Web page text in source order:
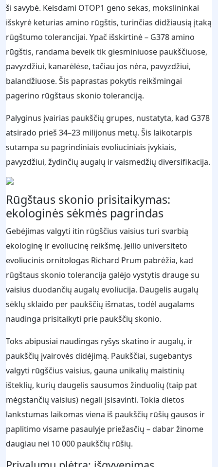
ši savybė. Keisdami OTOP1 geno sekas, mokslininkai
išskyrė keturias amino rūgštis, turinčias didžiausią įtaką
rūgštumo tolerancijai. Ypač išskirtinė – G378 amino
rūgštis, randama beveik tik giesminiuose paukščiuose,
pavyzdžiui, kanarėlėse, tačiau jos nėra, pavyzdžiui,
balandžiuose. Šis paprastas pokytis reikšmingai
pagerino rūgštaus skonio toleranciją.
Palyginus įvairias paukščių grupes, nustatyta, kad G378
atsirado prieš 34–23 milijonus metų. Šis laikotarpis
sutampa su pagrindiniais evoliuciniais įvykiais,
pavyzdžiui, žydinčių augalų ir vaismedžių diversifikacija.
Rūgštaus skonio prisitaikymas:
ekologinės sėkmės pagrindas
Gebėjimas valgyti itin rūgščius vaisius turi svarbią
ekologinę ir evoliucinę reikšmę. Jeilio universiteto
evoliucinis ornitologas Richard Prum pabrėžia, kad
rūgštaus skonio tolerancija galėjo vystytis drauge su
vaisius duodančių augalų evoliucija. Daugelis augalų
sėklų sklaido per paukščių išmatas, todėl augalams
naudinga prisitaikyti prie paukščių skonio.
Toks abipusiai naudingas ryšys skatino ir augalų, ir
paukščių įvairovės didėjimą. Paukščiai, sugebantys
valgyti rūgščius vaisius, gauna unikalių maistinių
išteklių, kurių daugelis sausumos žinduolių (taip pat
mėgstančių vaisius) negali įsisavinti. Tokia dietos
lankstumas laikomas viena iš paukščių rūšių gausos ir
paplitimo visame pasaulyje priežasčių – dabar žinome
daugiau nei 10 000 paukščių rūšių.